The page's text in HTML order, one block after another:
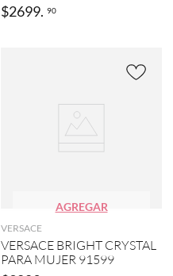
$2699. 90
AGREGAR
VERSACE
VERSACE BRIGHT CRYSTAL
PARA MUJER 91599